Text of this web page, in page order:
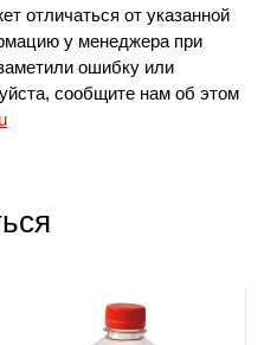
отличаться от указанной
у менеджера при
ошибку или
сообщите нам об этом